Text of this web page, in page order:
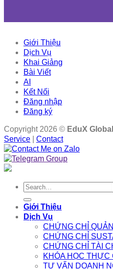
Giới Thiệu
Dịch Vụ
Khai Giảng
Bài Viết
AI
Kết Nối
Đăng nhập
Đăng ký
Copyright 2026 © EduX Global
Service
Contact
Search
Giới Thiệu
Dịch Vụ
CHỨNG CHỈ
CHỨNG CHỈ
CHỨNG CHỈ TÀI
KHÓA HỌC THỰC
TƯ VẤN DOANH